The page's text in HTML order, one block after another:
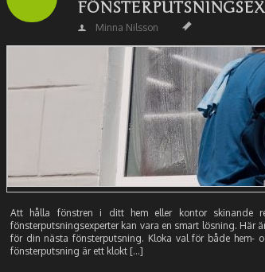
Minna Nilsson
Att hålla fönstren i ditt hem eller kontor skinande
fönsterputsningsexperter kan vara en smart lösning. Här
för din nästa fönsterputsning. Kloka val för både hem-
fönsterputsning är ett klokt […]